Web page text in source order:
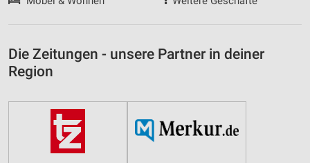
Die Zeitungen - unsere Partner in deiner
Region